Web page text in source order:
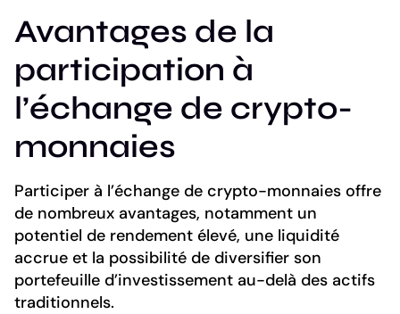
Avantages de la
participation à
l’échange de crypto-
monnaies
Participer à l’échange de crypto-monnaies offre
de nombreux avantages, notamment un
potentiel de rendement élevé, une liquidité
accrue et la possibilité de diversifier son
portefeuille d’investissement au-delà des actifs
traditionnels.